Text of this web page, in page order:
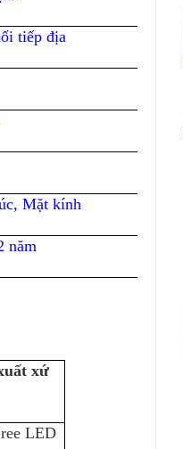
tiếp địa
Mặt kính
năm
xứ
LED